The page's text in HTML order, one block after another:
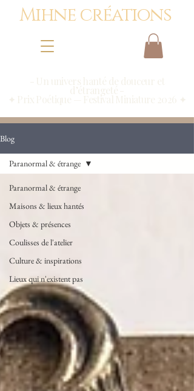
Mihne créations
Blog
Paranormal & étrange
Maisons & lieux hantés
Objets & présences
Coulisses de l'atelier
Culture & inspirations
Lieux qui n'existent pas
Paranormal & étrange